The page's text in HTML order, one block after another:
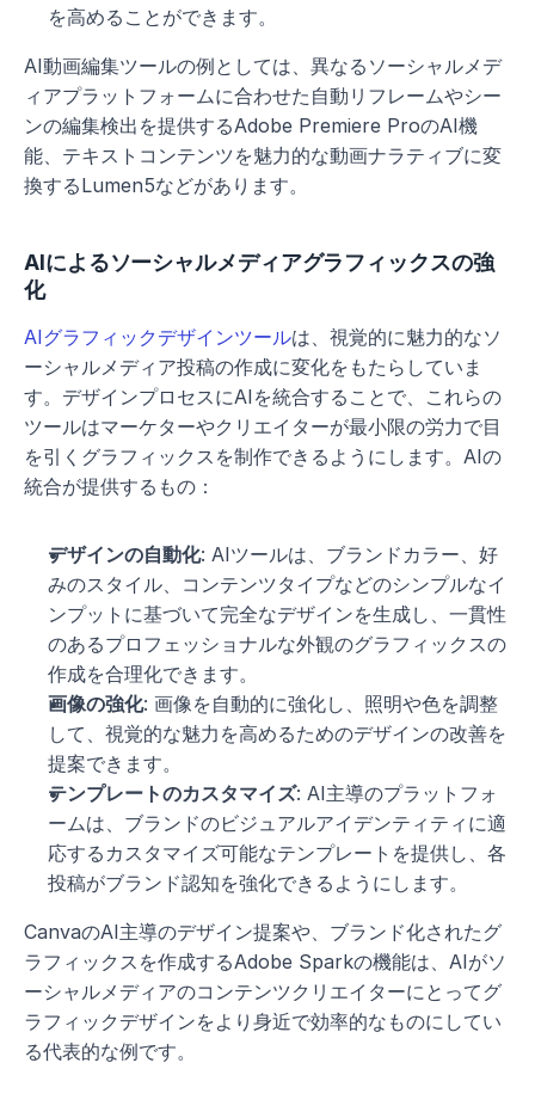
を高めることができます。
AI動画編集ツールの例としては、異なるソーシャルメデ
ィアプラットフォームに合わせた自動リフレームやシー
ンの編集検出を提供するAdobe Premiere ProのAI機
能、テキストコンテンツを魅力的な動画ナラティブに変
換するLumen5などがあります。
AIによるソーシャルメディアグラフィックスの強
化
AIグラフィックデザインツールは、視覚的に魅力的なソ
ーシャルメディア投稿の作成に変化をもたらしていま
す。デザインプロセスにAIを統合することで、これらの
ツールはマーケターやクリエイターが最小限の労力で目
を引くグラフィックスを制作できるようにします。AIの
統合が提供するもの：
デザインの自動化: AIツールは、ブランドカラー、好
みのスタイル、コンテンツタイプなどのシンプルなイ
ンプットに基づいて完全なデザインを生成し、一貫性
のあるプロフェッショナルな外観のグラフィックスの
作成を合理化できます。
画像の強化: 画像を自動的に強化し、照明や色を調整
して、視覚的な魅力を高めるためのデザインの改善を
提案できます。
テンプレートのカスタマイズ: AI主導のプラットフォ
ームは、ブランドのビジュアルアイデンティティに適
応するカスタマイズ可能なテンプレートを提供し、各
投稿がブランド認知を強化できるようにします。
CanvaのAI主導のデザイン提案や、ブランド化されたグ
ラフィックスを作成するAdobe Sparkの機能は、AIがソ
ーシャルメディアのコンテンツクリエイターにとってグ
ラフィックデザインをより身近で効率的なものにしてい
る代表的な例です。